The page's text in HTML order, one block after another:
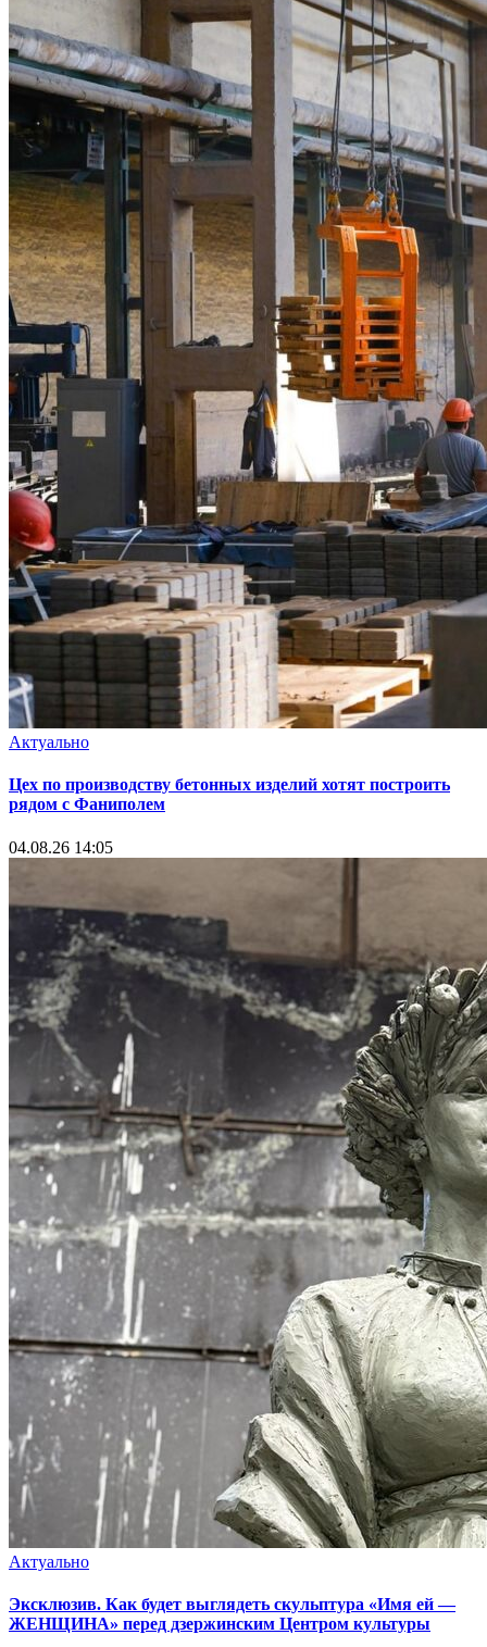
Актуально
Цех по производству бетонных изделий хотят построить
рядом с Фаниполем
04.08.26 14:05
Актуально
Эксклюзив. Как будет выглядеть скульптура «Имя ей —
ЖЕНЩИНА» перед дзержинским Центром культуры